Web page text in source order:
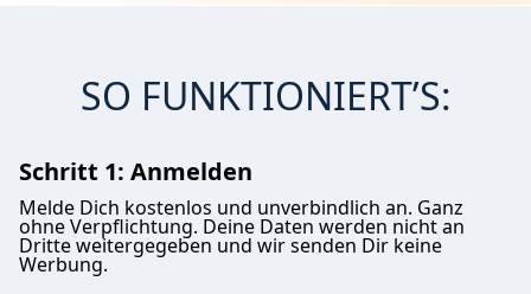
SO FUNKTIONIERT’S:
Schritt 1: Anmelden
Melde Dich kostenlos und unverbindlich an. Ganz
ohne Verpflichtung. Deine Daten werden nicht an
Dritte weitergegeben und wir senden Dir keine
Werbung.